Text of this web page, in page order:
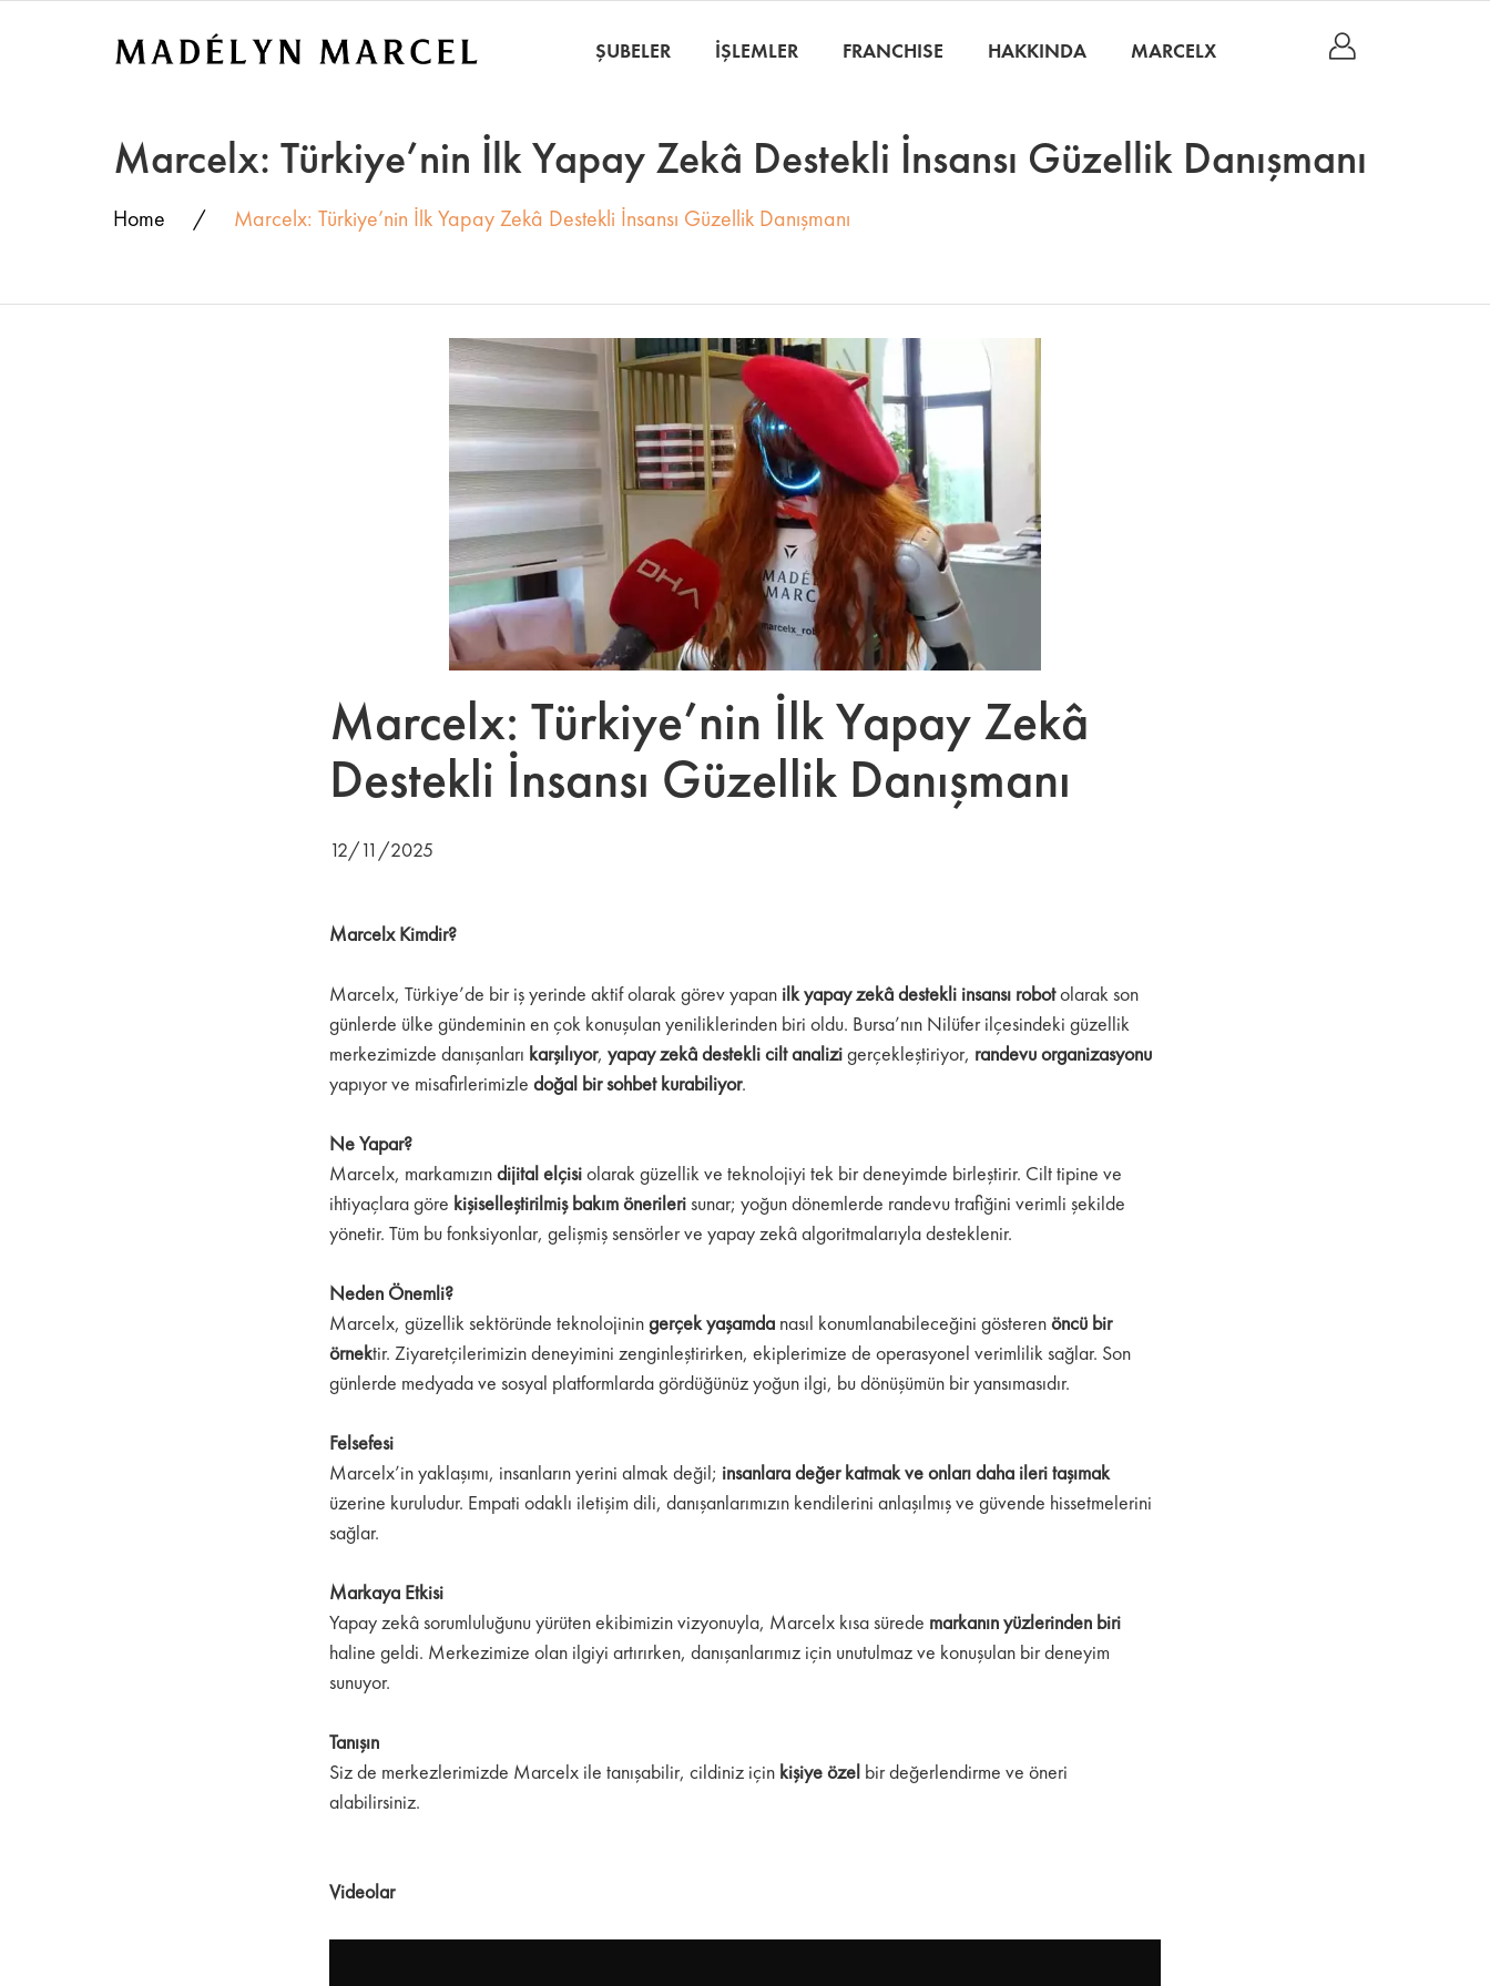
ŞUBELER İŞLEMLER FRANCHISE HAKKINDA MARCELX
Marcelx: Türkiye’nin İlk Yapay Zekâ Destekli İnsansı Güzellik Danışmanı
Home Marcelx: Türkiye’nin İlk Yapay Zekâ Destekli İnsansı Güzellik Danışmanı
Marcelx: Türkiye’nin İlk Yapay Zekâ
Destekli İnsansı Güzellik Danışmanı
12/11/2025
Marcelx Kimdir?
Marcelx, Türkiye’de bir iş yerinde aktif olarak görev yapan ilk yapay zekâ destekli insansı robotolarak son
günlerde ülke gündeminin en çok konuşulan yeniliklerinden biri oldu. Bursa’nın Nilüfer ilçesindeki güzellik
merkezimizde danışanları karşılıyor, yapay zekâ destekli cilt analizigerçekleştiriyor, randevu organizasyonu
yapıyor ve misafirlerimizle doğal bir sohbet kurabiliyor.
Ne Yapar?
Marcelx, markamızındijital elçisiolarak güzellik ve teknolojiyi tek bir deneyimde birleştirir. Cilt tipine ve
ihtiyaçlara göre kişiselleştirilmiş bakım önerilerisunar; yoğun dönemlerde randevu trafiğini verimli şekilde
yönetir. Tüm bu fonksiyonlar, gelişmiş sensörler ve yapay zekâ algoritmalarıyla desteklenir.
Neden Önemli?
Marcelx, güzellik sektöründe teknolojiningerçek yaşamda nasıl konumlanabileceğini gösterenöncü bir
örnektir. Ziyaretçilerimizin deneyimini zenginleştirirken, ekiplerimize de operasyonel verimlilik sağlar. Son
günlerde medyada ve sosyal platformlarda gördüğünüz yoğun ilgi, bu dönüşümün bir yansımasıdır.
Felsefesi
Marcelx’in yaklaşımı, insanların yerini almak değil; insanlara değer katmak ve onları daha ileri taşımak
üzerine kuruludur. Empati odaklı iletişim dili, danışanlarımızın kendilerini anlaşılmış ve güvende hissetmelerini
sağlar.
Markaya Etkisi
Yapay zekâ sorumluluğunu yürüten ekibimizin vizyonuyla, Marcelx kısa sürede markanın yüzlerinden biri
haline geldi. Merkezimize olan ilgiyi artırırken, danışanlarımız için unutulmaz ve konuşulan bir deneyim
sunuyor.
Tanışın
Siz de merkezlerimizde Marcelx ile tanışabilir, cildiniz için kişiye özel bir değerlendirme ve öneri
alabilirsiniz.
Videolar